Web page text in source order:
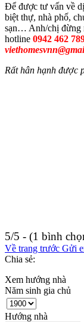
Để được tư vấn về
biệt thự, nhà phố,
sạn… Anh/chị đừng
hotline 0942 462
Rất hân hạnh được
5/5 - (1 bình
Về trang trước Gửi
Chia sẻ:
Xem hướng nhà
Năm sinh gia chủ
Hướng nhà